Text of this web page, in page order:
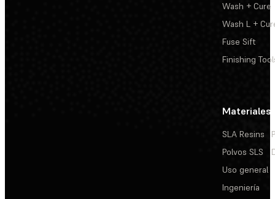
Wash + Cure
Wash L +
Fuse Sift
Finishing
Materiales
SLA Resins
Polvos SLS
Uso general
Ingeniería